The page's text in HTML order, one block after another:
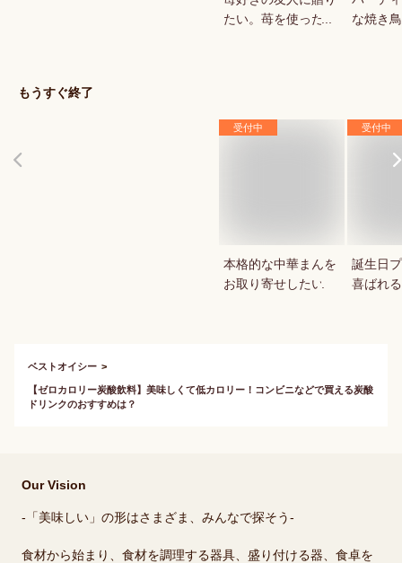
たい。苺を使ったお
な焼き
もうすぐ終了
受付中
本格的な中華まんを
お取り寄せしたい
受付中
誕生日
喜ばれ
ベストオイシー
【ゼロカロリー炭酸飲料】美味しくて低カロリー！コンビニなどで買える炭酸
ドリンクのおすすめは？
Our Vision
-「美味しい」の形はさまざま、みんなで探そう-
食材から始まり、食材を調理する器具、盛り付ける器、食卓を